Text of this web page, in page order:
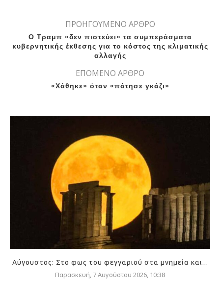
ΠΡΟΗΓΟΥΜΕΝΟ ΑΡΘΡΟ
Ο Τραμπ «δεν πιστεύει» τα συμπεράσματα
κυβερνητικής έκθεσης για το κόστος της κλιματικής
αλλαγής
ΕΠΟΜΕΝΟ ΑΡΘΡΟ
«Χάθηκε» όταν «πάτησε γκάζι»
Αύγουστος: Στο φως του φεγγαριού στα μνημεία και...
Παρασκευή, 7 Αυγούστου 2026, 10:38